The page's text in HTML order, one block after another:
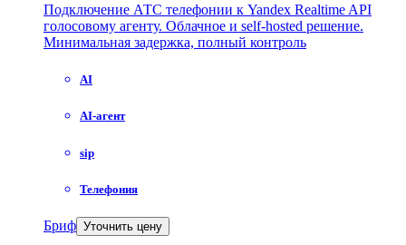
Подключение АТС телефонии к Yandex Realtime API
голосовому агенту. Облачное и self-hosted решение.
Минимальная задержка, полный контроль
AI
AI-агент
sip
Телефония
Бриф Уточнить цену